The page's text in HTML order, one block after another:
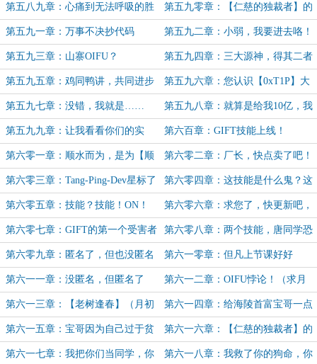
秘密
第五八九章：心痛到无法呼吸的胜
利！
第五九零章：【仁慈的独裁者】的
决断
第五九一章：万事不决抄代码 第五九二章：小弱，我要进去咯！
第五九三章：山寨OIFU？ 第五九四章：三大源神，得其二者
得天下！谁是第三源神？（5K）
第五九五章：鸡同鸭讲，共同进步 第五九六章：您认识【0xT1P】大
佬吗？
第五九七章：没错，我就是…… 第五九八章：就算是给我10亿，我
也……
第五九九章：让我看看你们的实
力！
第六百章：GIFT技能上线！
第六零一章：顺水而为，是为【顺
水】
第六零二章：厂长，快点卖了吧！
第六零三章：Tang-Ping-Dev星标了
该用户
第六零四章：这技能是什么鬼？这
技能真香！
第六零五章：技能？技能！ON！ 第六零六章：求您了，快更新吧，
我什么都愿意做！
第六零七章：GIFT的第一个受害者
出现了
第六零八章：两个技能，唐同学恐
怖如斯！
第六零九章：匿名了，但也没匿名
（月末求月票）
第六一零章：但凡上节课好好
听……
第六一一章：没匿名，但匿名了
（最后几小时，求月票！）
第六一二章：OIFU悖论！（求月
票！）
第六一三章：【老树逢春】（月初
求月票）
第六一四章：给海陵首富宝哥一点
点金钱的震撼
第六一五章：宝哥因为自己过于贫
穷，伤心哭了
第六一六章：【仁慈的独裁者】的
路
第六一七章：我把你们当同学，你 第六一八章：我救了你的狗命，你